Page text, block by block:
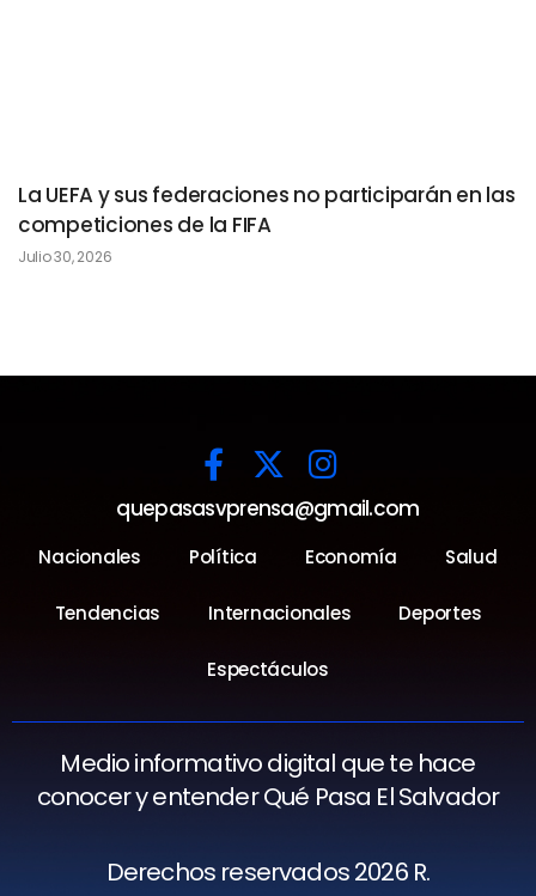
La UEFA y sus federaciones no participarán en las
competiciones de la FIFA
Julio 30, 2026
quepasasvprensa@gmail.com
Nacionales Política Economía Salud
Tendencias Internacionales Deportes
Espectáculos
Medio informativo digital que te hace
conocer y entender Qué Pasa El Salvador
Derechos reservados 2026 R.